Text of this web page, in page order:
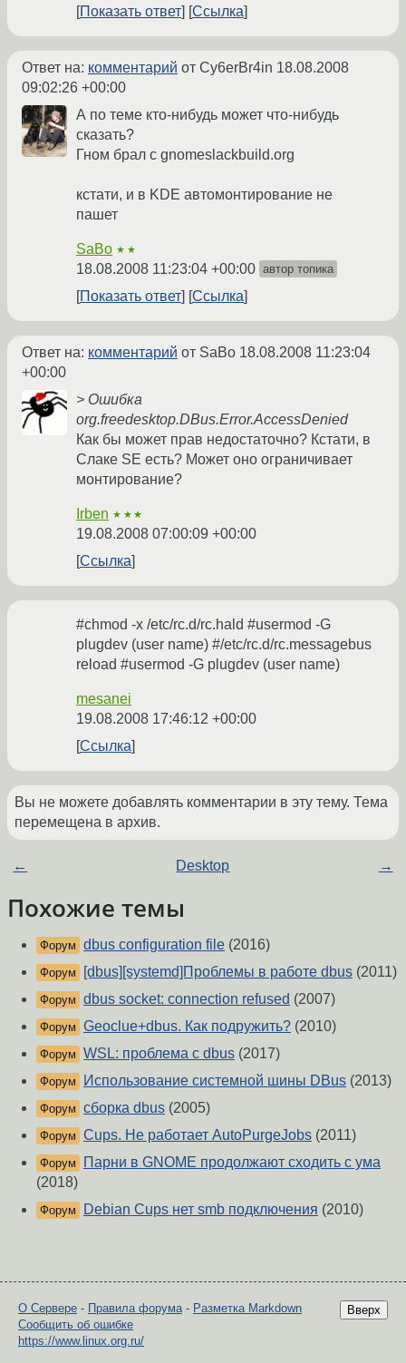
Показать ответ
Ссылка
Ответ на: комментарий от Cy6erBr4in 18.08.2008
09:02:26 +00:00
А по теме кто-нибудь может что-нибудь
сказать?
Гном брал с gnomeslackbuild.org
кстати, и в KDE автомонтирование не
пашет
SaBo ★★
18.08.2008 11:23:04 +00:00 автор топика
Показать ответ Ссылка
Ответ на: комментарий от SaBo 18.08.2008 11:23:04
+00:00
> Ошибка
org.freedesktop.DBus.Error.AccessDenied
Как бы может прав недостаточно? Кстати, в
Слаке SE есть? Может оно ограничивает
монтирование?
Irben ★★★
19.08.2008 07:00:09 +00:00
Ссылка
#chmod -x /etc/rc.d/rc.hald #usermod -G
plugdev (user name) #/etc/rc.d/rc.messagebus
reload #usermod -G plugdev (user name)
mesanei
19.08.2008 17:46:12 +00:00
Ссылка
Вы не можете добавлять комментарии в эту тему. Тема
перемещена в архив.
← Desktop →
Похожие темы
Форум dbus configuration file (2016)
Форум [dbus][systemd]Проблемы в работе dbus (2011)
Форум dbus socket: connection refused (2007)
Форум Geoclue+dbus. Как подружить? (2010)
Форум WSL: проблема с dbus (2017)
Форум Использование системной шины DBus (2013)
Форум сборка dbus (2005)
Форум Cups. Не работает AutoPurgeJobs (2011)
Форум
Парни в GNOME продолжают сходить с ума
(2018)
Форум Debian Cups нет smb подключения (2010)
Вверх
О Сервере - Правила форума - Разметка Markdown
Сообщить об ошибке
https://www.linux.org.ru/